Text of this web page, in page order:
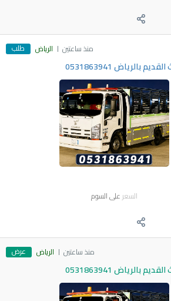
منذ ساعتين الرياض طلب
بالرياض 0531863941
السعر على السوم
منذ ساعتين الرياض عرض
بالرياض 0531863941